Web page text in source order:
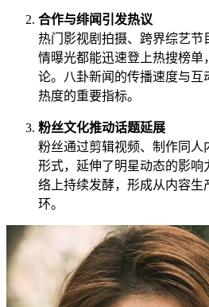
合作与绯闻引发热议
热门影视剧拍摄、跨界综艺节
情曝光都能迅速登上热搜榜单
论。八卦新闻的传播速度与互
热度的重要指标。
粉丝文化推动话题延展
粉丝通过剪辑视频、制作同人
形式，延伸了明星动态的影响
络上持续发酵，形成从内容生
环。